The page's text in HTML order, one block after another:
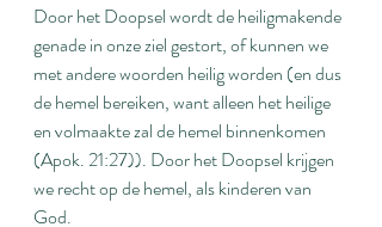
Door het Doopsel wordt de heiligmakende
genade in onze ziel gestort, of kunnen we
met andere woorden heilig worden (en dus
de hemel bereiken, want alleen het heilige
en volmaakte zal de hemel binnenkomen
(Apok. 21:27)). Door het Doopsel krijgen
we recht op de hemel, als kinderen van
God.